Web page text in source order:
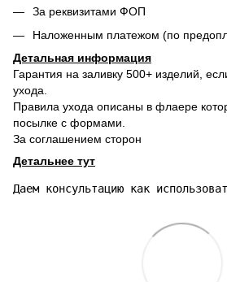
За реквизитами ФОП
Наложенным платежом (по
Детальная информация
Гарантия на заливку 500+ изделий,
ухода.
Правила ухода описаны в флаере
посылке с формами.
За соглашением сторон
Детальнее тут
Даем консультацию как